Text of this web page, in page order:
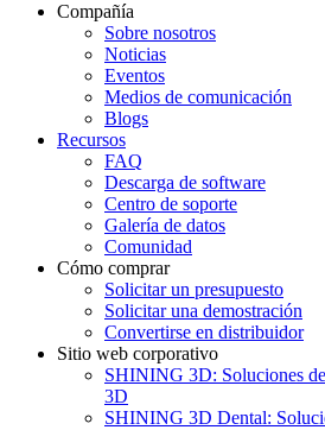
Compañía
Sobre nosotros
Noticias
Eventos
Medios de comunicación
Blogs
Recursos
FAQ
Descarga de software
Centro de soporte
Galería de datos
Comunidad
Cómo comprar
Solicitar un presupuesto
Solicitar una demostración
Convertirse en distribuidor
Sitio web corporativo
SHINING 3D: Soluciones
3D
SHINING 3D Dental: